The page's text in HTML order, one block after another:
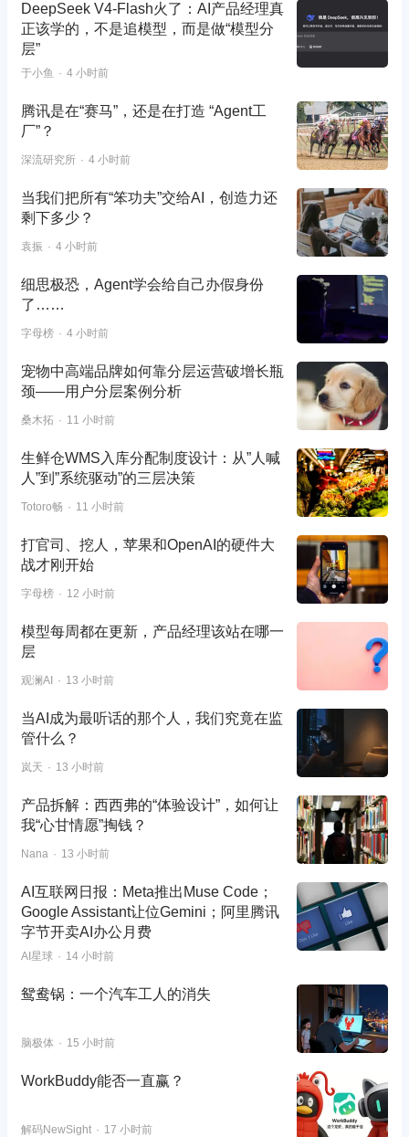
DeepSeek V4-Flash火了：AI产品经理真
正该学的，不是追模型，而是做“模型分
层”
于小鱼 4 小时前
腾讯是在“赛马”，还是在打造 “Agent工
厂”？
深流研究所 4 小时前
当我们把所有“笨功夫”交给AI，创造力还
剩下多少？
袁振 4 小时前
细思极恐，Agent学会给自己办假身份
了……
字母榜 4 小时前
宠物中高端品牌如何靠分层运营破增长瓶
颈——用户分层案例分析
桑木拓 11 小时前
生鲜仓WMS入库分配制度设计：从”人喊
人”到”系统驱动”的三层决策
Totoro畅 11 小时前
打官司、挖人，苹果和OpenAI的硬件大
战才刚开始
字母榜 12 小时前
模型每周都在更新，产品经理该站在哪一
层
观澜AI 13 小时前
当AI成为最听话的那个人，我们究竟在监
管什么？
岚天 13 小时前
产品拆解：西西弗的“体验设计”，如何让
我“心甘情愿”掏钱？
Nana 13 小时前
AI互联网日报：Meta推出Muse Code；
Google Assistant让位Gemini；阿里腾讯
字节开卖AI办公月费
AI星球 14 小时前
鸳鸯锅：一个汽车工人的消失
脑极体 15 小时前
WorkBuddy能否一直赢？
解码NewSight 17 小时前